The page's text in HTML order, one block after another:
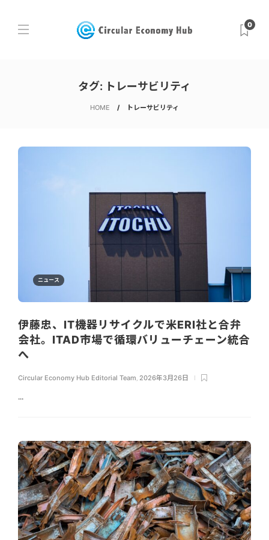
0
タグ: トレーサビリティ
HOME トレーサビリティ
ニュース
伊藤忠、IT機器リサイクルで米ERI社と合弁
会社。ITAD市場で循環バリューチェーン統合
へ
Circular Economy Hub Editorial Team 2026年3月26日
...